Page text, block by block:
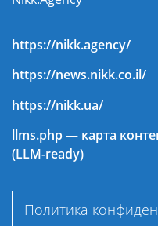
https://nikk.agency/
https://news.nikk.co.il/
https://nikk.ua/
llms.php — карта
(LLM-ready)
Политика